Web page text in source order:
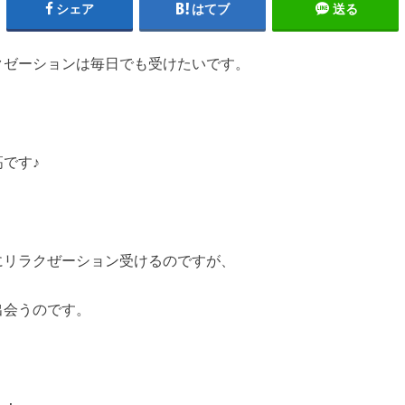
シェア はてブ 送る
ーションは毎日でも受けたいです。
す♪
ラクぜーション受けるのですが、
うのです。